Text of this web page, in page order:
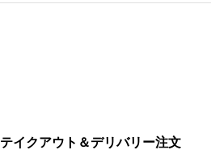
テイクアウト＆デリバリー注文